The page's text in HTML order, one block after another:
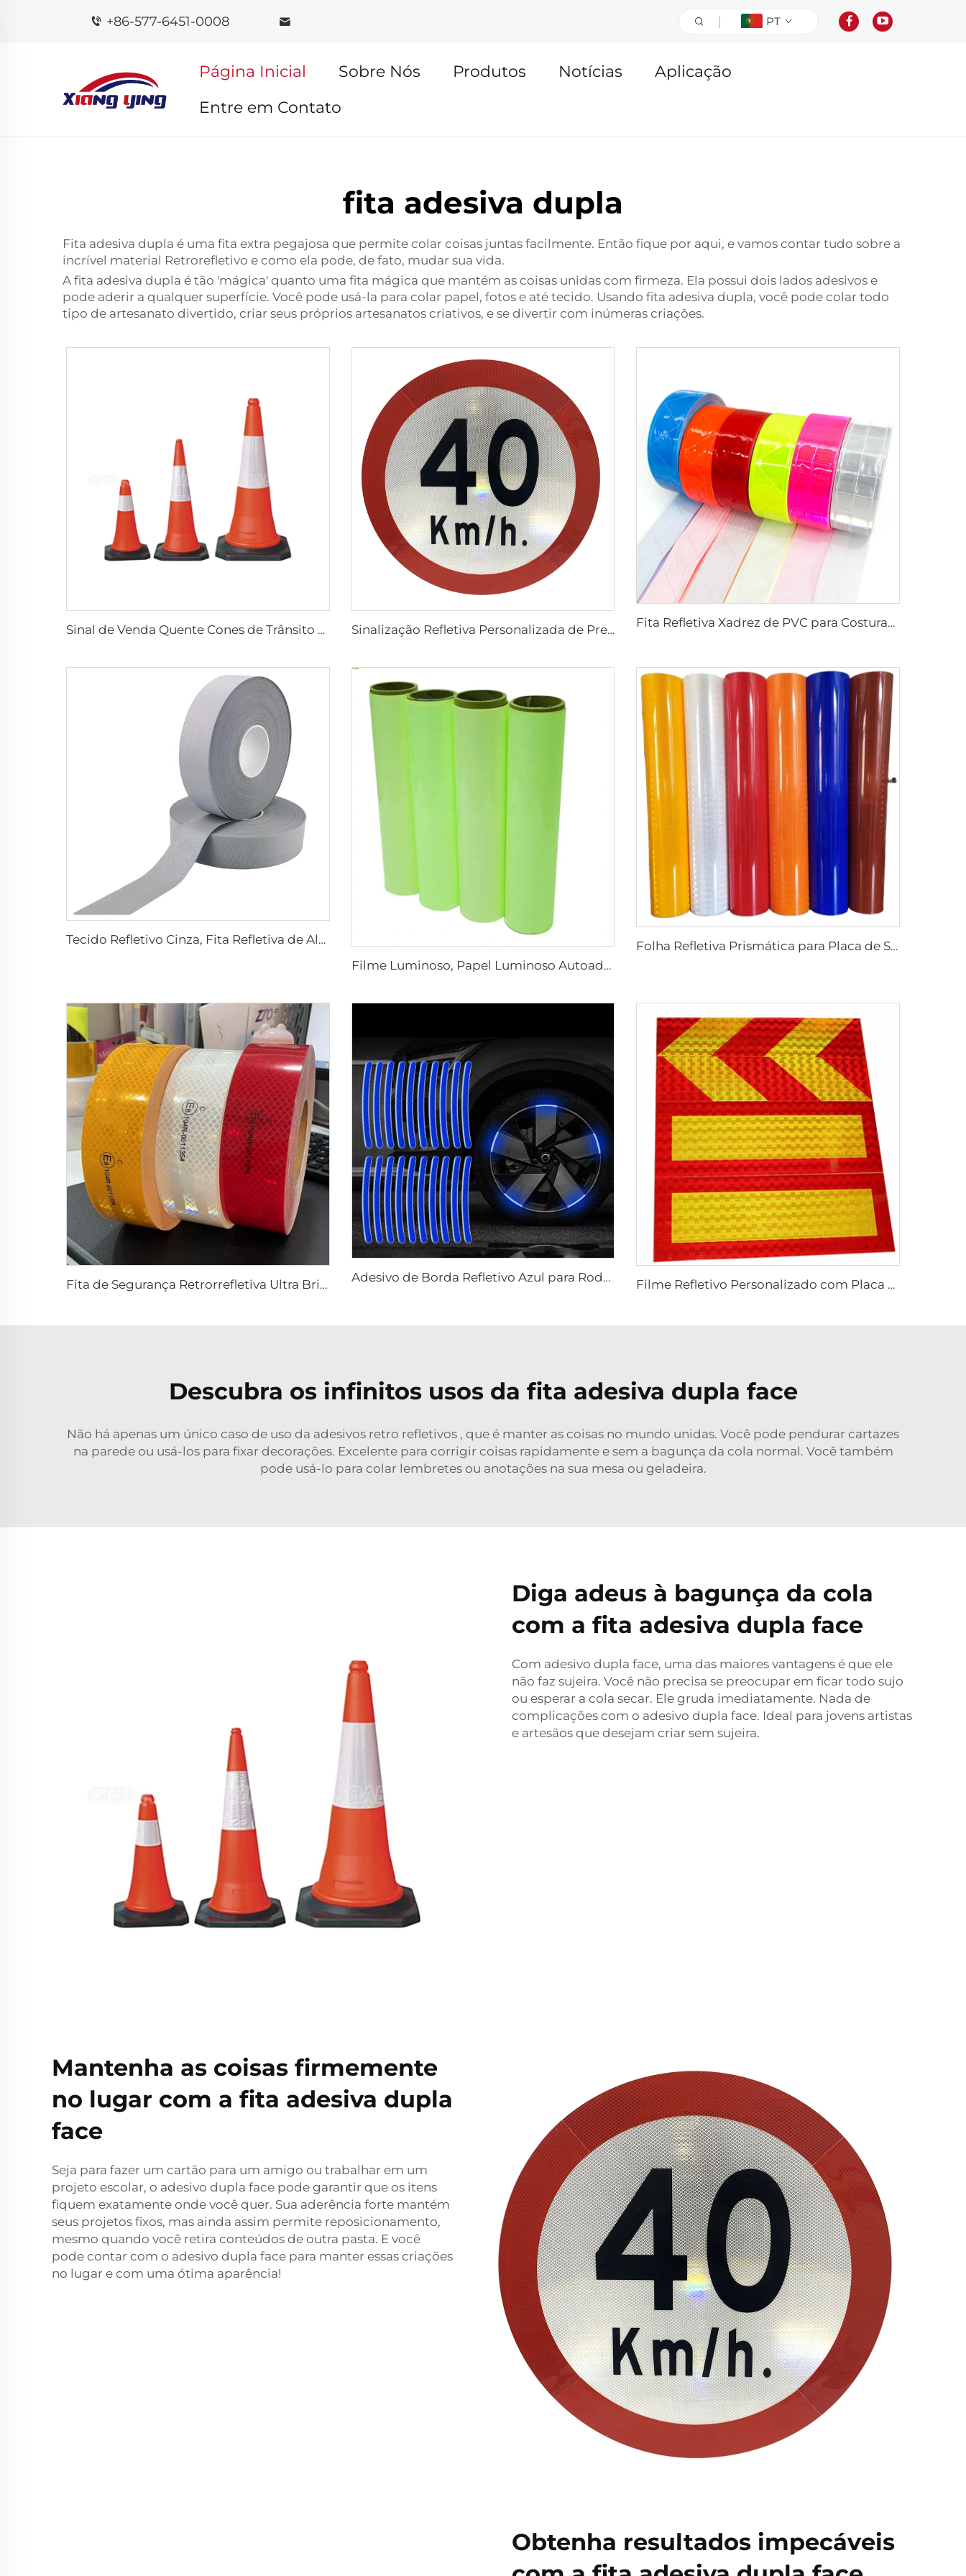
+86-577-6451-0008 PT
Página Inicial Sobre Nós Produtos Notícias
Aplicação
Entre em Contato
fita adesiva dupla
Fita adesiva dupla é uma fita extra pegajosa que permite colar coisas juntas facilmente. Então fique por aqui, e vamos contar tudo sobre a
incrível material Retrorefletivo e como ela pode, de fato, mudar sua vida.
A fita adesiva dupla é tão 'mágica' quanto uma fita mágica que mantém as coisas unidas com firmeza. Ela possui dois lados adesivos e
pode aderir a qualquer superfície. Você pode usá-la para colar papel, fotos e até tecido. Usando fita adesiva dupla, você pode colar todo
tipo de artesanato divertido, criar seus próprios artesanatos criativos, e se divertir com inúmeras criações.
Sinal de Venda Quente Cones de Trânsito de PVC Flexível Refletivo de Segurança Sinalização Refletiva Personalizada de Preço Barato para Segurança no Trânsito Fita Refletiva Xadrez de PVC para Costurar, Tecido Refletivo para Jaquetas, Coletes e Bolsas
Tecido Refletivo Cinza, Fita Refletiva de Alta Luminosidade para Costurar em Coletes e Jaquetas
Filme Luminoso, Papel Luminoso Autoadesivo com Brilho no Escuro, Adesivo Vinílico Fotoluminescente para Decoração
Folha Refletiva Prismática para Placa de Sinalização, Vinil Refletivo, Filme Refletivo Retrorrefletivo para Placa de Sinalização
Fita de Segurança Retrorrefletiva Ultra Brilhante ECE 104R para Caminhão e Reboque
Adesivo de Borda Refletivo Azul para Roda de Carro ou Motocicleta, Adesivo Decorativo para Carro, Adesivo Refletivo de Aviso de Segurança Noturna para Carro
Filme Refletivo Personalizado com Placa de Alumínio para Parte Traseira de Caminhão
Descubra os infinitos usos da fita adesiva dupla face
Não há apenas um único caso de uso da adesivos retro refletivos , que é manter as coisas no mundo unidas. Você pode pendurar cartazes
na parede ou usá-los para fixar decorações. Excelente para corrigir coisas rapidamente e sem a bagunça da cola normal. Você também
pode usá-lo para colar lembretes ou anotações na sua mesa ou geladeira.
Diga adeus à bagunça da cola
com a fita adesiva dupla face
Com adesivo dupla face, uma das maiores vantagens é que ele
não faz sujeira. Você não precisa se preocupar em ficar todo sujo
ou esperar a cola secar. Ele gruda imediatamente. Nada de
complicações com o adesivo dupla face. Ideal para jovens artistas
e artesãos que desejam criar sem sujeira.
Mantenha as coisas firmemente
no lugar com a fita adesiva dupla
face
Seja para fazer um cartão para um amigo ou trabalhar em um
projeto escolar, o adesivo dupla face pode garantir que os itens
fiquem exatamente onde você quer. Sua aderência forte mantém
seus projetos fixos, mas ainda assim permite reposicionamento,
mesmo quando você retira conteúdos de outra pasta. E você
pode contar com o adesivo dupla face para manter essas criações
no lugar e com uma ótima aparência!
Obtenha resultados impecáveis